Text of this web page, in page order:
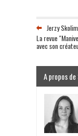
Jerzy
La revue
avec son
A propos de